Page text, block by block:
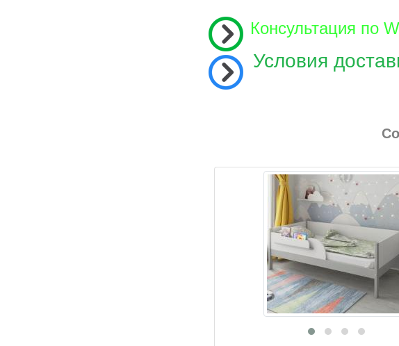
Консультация по
Условия